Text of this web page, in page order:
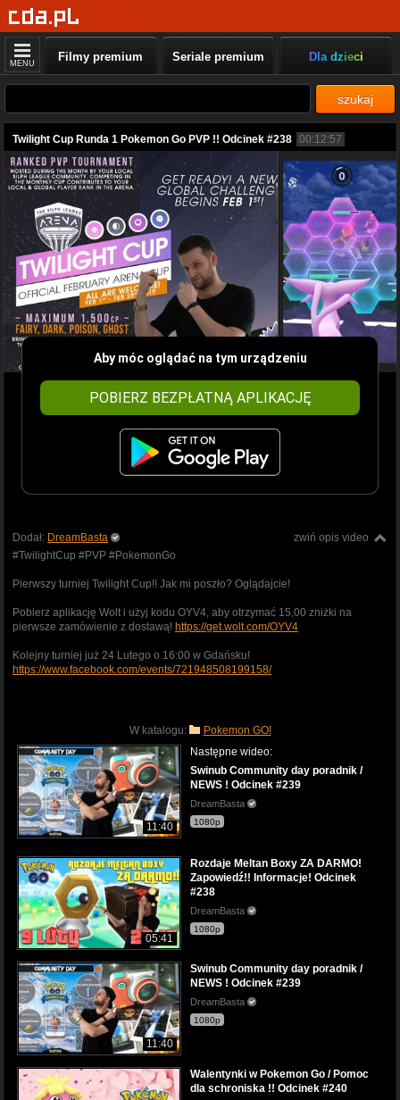
MENU Filmy premium Seriale premium Dla dzieci
szukaj
Twilight Cup Runda 1 Pokemon Go PVP !! Odcinek #238 00:12:57
Aby móc oglądać na tym urządzeniu
POBIERZ BEZPŁATNĄ APLIKACJĘ
zwiń opis video
Dodał: DreamBasta
#TwilightCup #PVP #PokemonGo
Pierwszy turniej Twilight Cup!! Jak mi poszło? Oglądajcie!
Pobierz aplikację Wolt i użyj kodu OYV4, aby otrzymać 15,00 zniżki na
pierwsze zamówienie z dostawą! https://get.wolt.com/OYV4
Kolejny turniej już 24 Lutego o 16:00 w Gdańsku!
https://www.facebook.com/events/721948508199158/
W katalogu: Pokemon GO!
11:40
Następne wideo:
Swinub Community day poradnik /
NEWS ! Odcinek #239
DreamBasta
1080p
05:41
Rozdaje Meltan Boxy ZA DARMO!
Zapowiedź!! Informacje! Odcinek
#238
DreamBasta
1080p
11:40
Swinub Community day poradnik /
NEWS ! Odcinek #239
DreamBasta
1080p
Walentynki w Pokemon Go / Pomoc
dla schroniska !! Odcinek #240